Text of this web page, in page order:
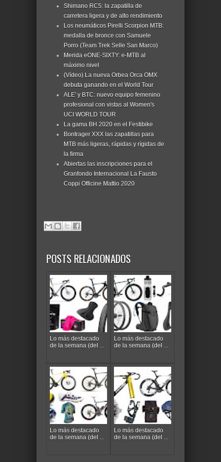
Shimano RC5: la zapatilla de
carretera ligera y de alto rendimiento
Los neumáticos Pirelli Scorpion MTB:
medalla de bronce con Samuele
Porro (Team Trek Selle San Marco)
Merida eONE-SIXTY: e-MTB al
máximo nivel
(Vídeo) La nueva Orbea Orca OMX
debuta ganando en el World Tour
ALE' y BTC: nuevo equipo femenino
profesional con vistas al Women's
UCI WORLD TOUR
La gama BH 2020 en el Festibike
Bontrager XXX las zapatillas para
MTB más ligeras, rápidas y rígidas de
la firma
Abiertas las inscripciones para el
Granfondo Internacional La Fausto
Coppi Officine Mattio 2020
POSTS RELACIONADOS
Lo más destacado
de la semana (del ...
Lo más destacado
de la semana (del ...
Lo más destacado
de la semana (del ...
Lo más destacado
de la semana (del ...